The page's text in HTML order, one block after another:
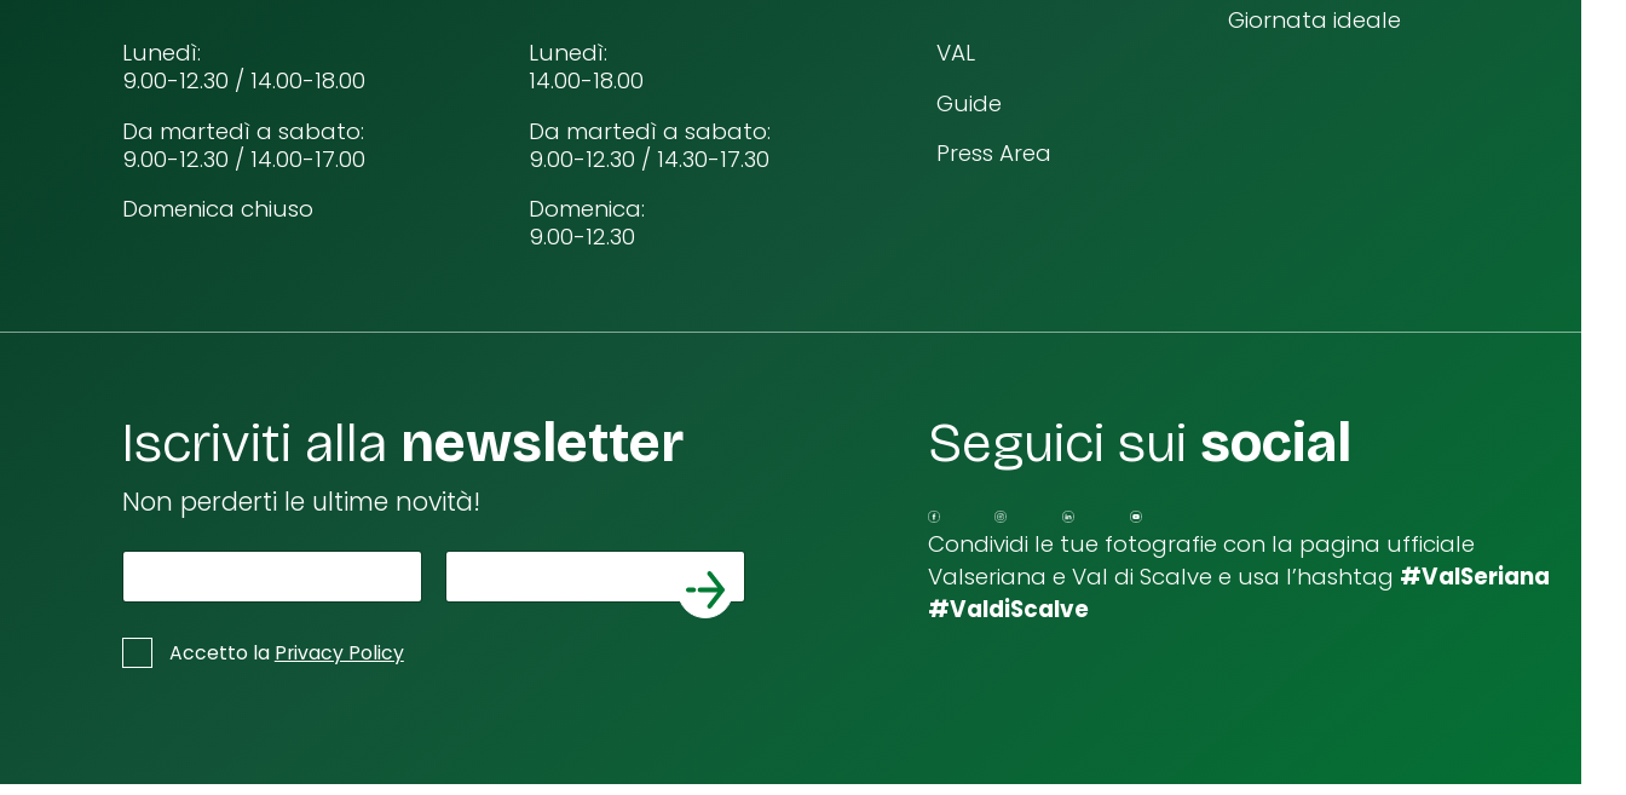
Lunedì:
9.00-12.30 / 14.00-18.00
Da martedì a sabato:
9.00-12.30 / 14.00-17.00
Domenica chiuso
Lunedì:
14.00-18.00
Da martedì a sabato:
9.00-12.30 / 14.30-17.30
Domenica:
9.00-12.30
VAL
Guide
Press Area
Giornata ideale
Iscriviti alla newsletter
Non perderti le ultime novità!
a
C
a
e
* Accetto la Privacy Policy
Seguici sui social
Condividi le tue fotografie con la pagina ufficiale
Valseriana e Val di Scalve e usa l’hashtag #ValSeriana
#ValdiScalve